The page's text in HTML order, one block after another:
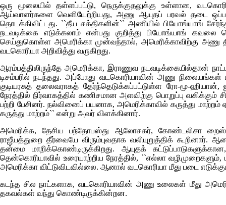
ஒரு மூலையில் தள்ளப்பட்டு, நெருக்குதலுக்கு உள்ளான,
ஆய்வாளர்களை வெளியேற்றியது, அணு ஆயுதப் பரவல் தடை
தொடக்கிவிட்டது. ``தீய சக்திகளின்`` அணியில் பியோங்யாங்
நடவடிக்கை எடுக்கலாம் என்பது குறித்து பியோங்யாங் கவலை
செய்துகொள்ள அமெரிக்கா முன்வந்தால், அமெரிக்காவிற்கு அணு
வடகொரியா அறிவித்து வருகிறது.
ஆரம்பத்திலிருந்தே அமெரிக்கா, இராணுவ நடவடிக்கையில்தான்
டிசம்பரில் நடந்தது. அப்போது வடகொரியாவின் அணு
குடியரசுத் தலைவராகத் தேர்ந்தெடுக்கப்பட்டுள்ள ரோ-மூ-
நேரத்தில் நிர்வாகத்தில் கணிசமான அளவிற்கு பொறுப்பு
பற்றி பேசினர். நல்வினைப் பயனாக, அமெரிக்காவில் கருத்து
கருத்து மாற்றம்`` என்று அவர் விளக்கினார்.
அமெரிக்க, தேசிய பந்தோபஸ்து ஆலோசகர், கோண்டலிசா றைஸ்
ராஜீயத்துறை தீர்வையே விரும்புவதாக வலியுறுத்திக்
தன்மை மாறிக்கொண்டிருக்கிறது. ஆயுதக்
தென்கொரியாவில் உரையாற்றிய நேரத்தில், ``எல்லா
அமெரிக்கா விட்டுவிடவில்லை. ஆனால் வடகொரியா மீது படை
கடந்த சில நாட்களாக, வடகொரியாவின் அணு உலைகள் மீது
தகவல்கள் வந்து கொண்டிருக்கின்றன.